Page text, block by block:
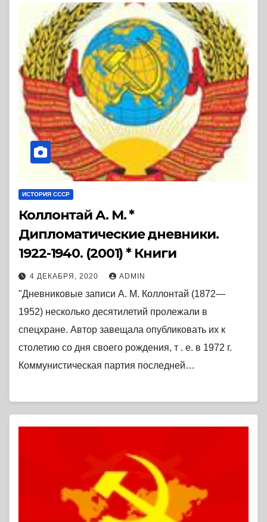
ИСТОРИЯ СССР
Коллонтай А. М. *
Дипломатические дневники.
1922-1940. (2001) * Книги
4 ДЕКАБРЯ, 2020 ADMIN
"Дневниковые записи А. М. Коллонтай (1872—
1952) несколько десятилетий пролежали в
спецхране. Автор завещала опубликовать их к
столетию со дня своего рождения, т . е. в 1972 г.
Коммунистическая партия последней…